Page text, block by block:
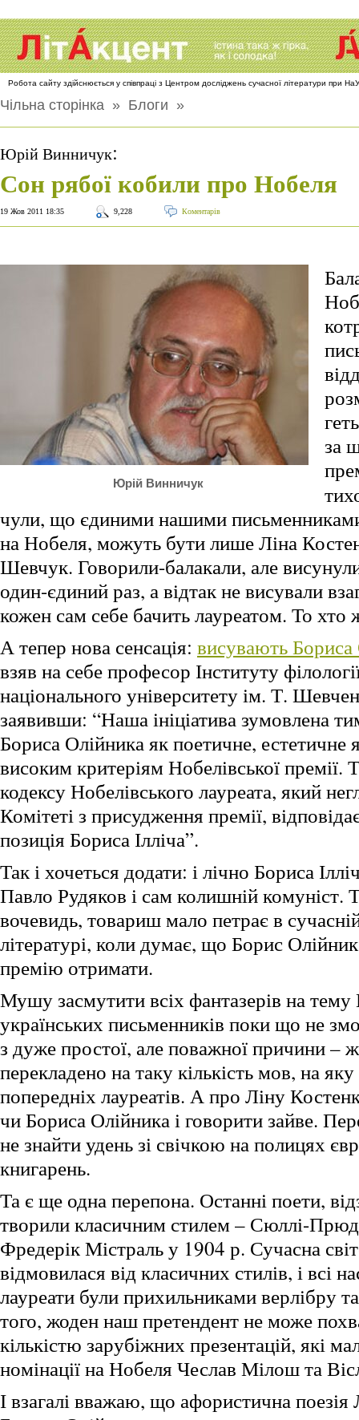
Робота сайту здійснюється у співпраці з Центром досліджень сучасної літератури при
Чільна сторінка » Блоги »
Юрій Винничук:
Сон рябої кобили про Нобеля
19 Жов 2011 18:35 9,228 Коментарів
Юрій Винничук
за
чули, що єдиними нашими
на Нобеля, можуть бути лише Ліна
Шевчук. Говорили-балакали, але
один-єдиний раз, а відтак не висували
кожен сам себе бачить лауреатом. То хто
А тепер нова сенсація: висувають Бориса
взяв на себе професор Інституту
національного університету ім. Т.
заявивши: “Наша ініціатива зумовлена
Бориса Олійника як поетичне, естетичне
високим критеріям Нобелівської
кодексу Нобелівського лауреата, який
Комітеті з присудження премії,
позиція Бориса Ілліча”.
Так і хочеться додати: і лічно Бориса
Павло Рудяков і сам колишній комуніст.
вочевидь, товариш мало петрає в
літературі, коли думає, що Борис
премію отримати.
Мушу засмутити всіх фантазерів на тему
українських письменників поки що не
з дуже простої, але поважної причини –
перекладено на таку кількість мов, на
попередніх лауреатів. А про Ліну
чи Бориса Олійника і говорити зайве.
не знайти удень зі свічкою на полицях
книгарень.
Та є ще одна перепона. Останні поети,
творили класичним стилем – Сюллі-
Фредерік Містраль у 1904 р. Сучасна
відмовилася від класичних стилів, і всі
лауреати були прихильниками верлібру
того, жоден наш претендент не може
кількістю зарубіжних презентацій, які
номінації на Нобеля Чеслав Мілош та
І взагалі вважаю, що афористична поезія